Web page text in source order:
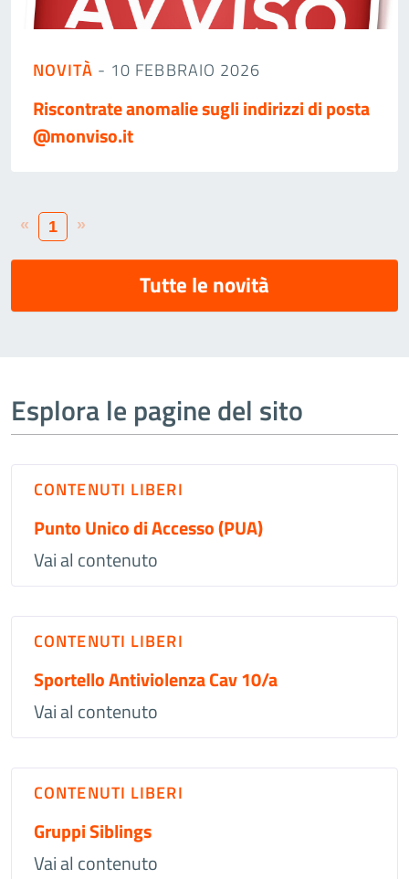
NOVITÀ - 10 FEBBRAIO 2026
Riscontrate anomalie sugli indirizzi di posta
@monviso.it
« 1 »
Tutte le novità
Esplora le pagine del sito
CONTENUTI LIBERI
Punto Unico di Accesso (PUA)
Vai al contenuto
CONTENUTI LIBERI
Sportello Antiviolenza Cav 10/a
Vai al contenuto
CONTENUTI LIBERI
Gruppi Siblings
Vai al contenuto